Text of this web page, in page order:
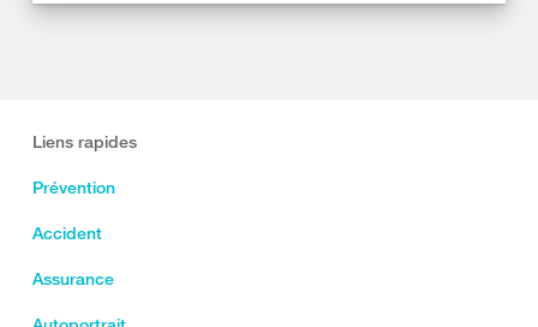
Liens rapides
Prévention
Accident
Assurance